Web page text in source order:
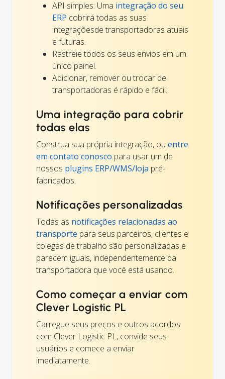
API simples: Uma integração do seu
ERP cobrirá todas as suas
integraçõesde transportadoras atuais
e futuras.
Rastreie todos os seus envios em um
único painel.
Adicionar, remover ou trocar de
transportadoras é rápido e fácil.
Uma integração para cobrir
todas elas
Construa sua própria integração, ou entre
em contato conosco para usar um de
nossos plugins ERP/WMS/loja pré-
fabricados.
Notificações personalizadas
Todas as notificações relacionadas ao
transporte para seus parceiros, clientes e
colegas de trabalho são personalizadas e
parecem iguais, independentemente da
transportadora que você está usando.
Como começar a enviar com
Clever Logistic PL
Carregue seus preços e outros acordos
com Clever Logistic PL, convide seus
usuários e comece a enviar
imediatamente.